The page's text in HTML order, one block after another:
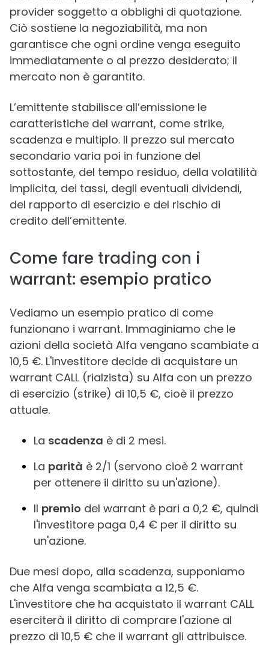
provider soggetto a obblighi di quotazione.
Ciò sostiene la negoziabilità, ma non
garantisce che ogni ordine venga eseguito
immediatamente o al prezzo desiderato; il
mercato non è garantito.
L’emittente stabilisce all’emissione le
caratteristiche del warrant, come strike,
scadenza e multiplo. Il prezzo sul mercato
secondario varia poi in funzione del
sottostante, del tempo residuo, della volatilità
implicita, dei tassi, degli eventuali dividendi,
del rapporto di esercizio e del rischio di
credito dell’emittente.
Come fare trading con i
warrant: esempio pratico
Vediamo un esempio pratico di come
funzionano i warrant. Immaginiamo che le
azioni della società Alfa vengano scambiate a
10,5 €. L'investitore decide di acquistare un
warrant CALL (rialzista) su Alfa con un prezzo
di esercizio (strike) di 10,5 €, cioè il prezzo
attuale.
La scadenza è di 2 mesi.
La parità è 2/1 (servono cioè 2 warrant
per ottenere il diritto su un'azione).
Il premio del warrant è pari a 0,2 €, quindi
l'investitore paga 0,4 € per il diritto su
un'azione.
Due mesi dopo, alla scadenza, supponiamo
che Alfa venga scambiata a 12,5 €.
L'investitore che ha acquistato il warrant CALL
eserciterà il diritto di comprare l'azione al
prezzo di 10,5 € che il warrant gli attribuisce.